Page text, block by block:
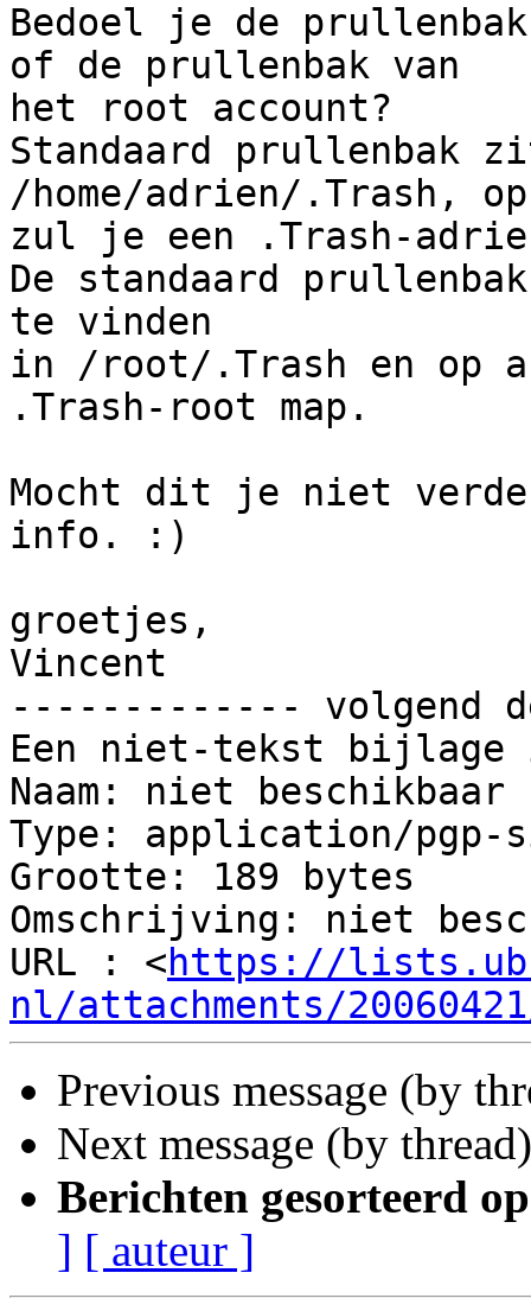
Bedoel je de
of de prullenbak van
het root account?
Standaard prullenbak
/home/adrien/.Trash,
zul je een .Trash-
De standaard
te vinden
in /root/.Trash en op
.Trash-root map.
Mocht dit je niet
info. :)
groetjes,
Vincent
------------- volgend
Een niet-tekst
Naam: niet beschikbaar
Type: application/pgp-
Grootte: 189 bytes
Omschrijving: niet
URL : <https://
nl/attachments/
Previous message (by
Next message (by
Berichten gesorteerd
] [ auteur ]